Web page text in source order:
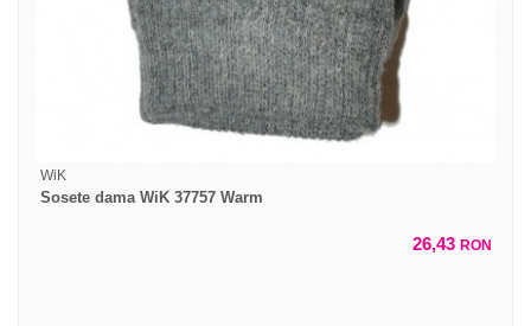
WiK
Sosete dama WiK 37757 Warm
26,43 RON